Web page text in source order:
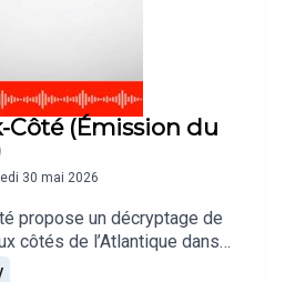
Côté (Émission du
30 mai 2026
propose un décryptage de
côtés de l’Atlantique dans